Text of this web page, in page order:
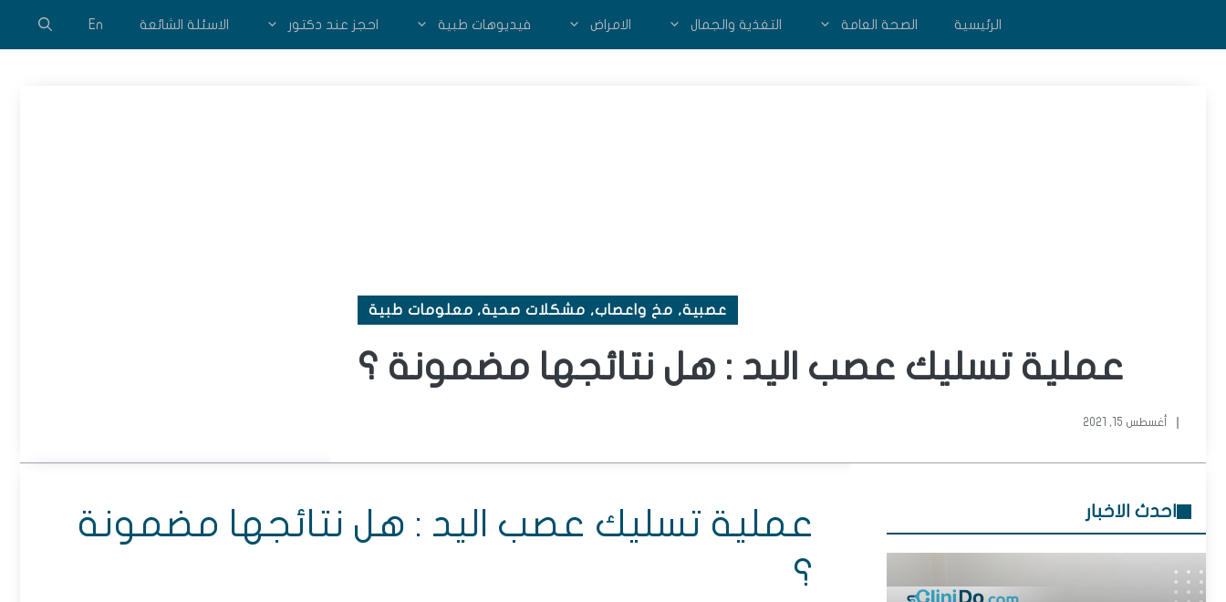
الرئيسية الصحة العامة التغذية والجمال الامراض فيديوهات طبية احجز عند دكتور الاسئلة الشائعة En
عصبية, مخ واعصاب, مشكلات صحية, معلومات طبية
عملية تسليك عصب اليد : هل نتائجها مضمونة ؟
أغسطس 15, 2021
عملية تسليك عصب اليد : هل نتائجها مضمونة
؟
احدث الاخبار